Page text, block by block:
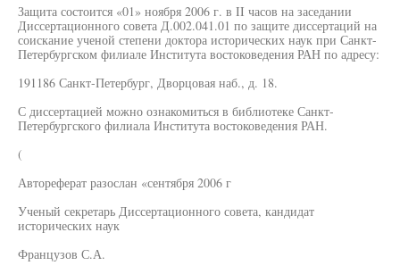
Защита состоится «01» ноября 2006 г. в II часов на заседании
Диссертационного совета Д.002.041.01 по защите диссертаций на
соискание ученой степени доктора исторических наук при Санкт-
Петербургском филиале Института востоковедения РАН по адресу:
191186 Санкт-Петербург, Дворцовая наб., д. 18.
С диссертацией можно ознакомиться в библиотеке Санкт-
Петербургского филиала Института востоковедения РАН.
(
Автореферат разослан «сентября 2006 г
Ученый секретарь Диссертационного совета, кандидат
исторических наук
Французов С.А.